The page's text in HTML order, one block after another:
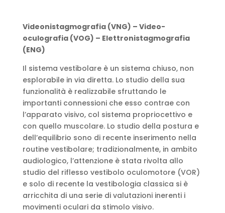
Videonistagmografia (VNG) – Video-
oculografia (VOG) – Elettronistagmografia
(ENG)
Il sistema vestibolare è un sistema chiuso, non
esplorabile in via diretta. Lo studio della sua
funzionalità è realizzabile sfruttando le
importanti connessioni che esso contrae con
l’apparato visivo, col sistema propriocettivo e
con quello muscolare. Lo studio della postura e
dell’equilibrio sono di recente inserimento nella
routine vestibolare; tradizionalmente, in ambito
audiologico, l’attenzione è stata rivolta allo
studio del riflesso vestibolo oculomotore (VOR)
e solo di recente la vestibologia classica si è
arricchita di una serie di valutazioni inerenti i
movimenti oculari da stimolo visivo.